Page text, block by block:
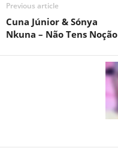
Previous article
Cuna Júnior & Sónya
Nkuna – Não Tens Noção